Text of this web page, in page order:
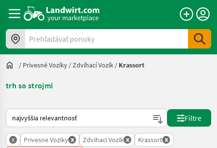
Prehľadávať ponuky
/ Privesné Vozíky /Zdvíhací Vozík / Krassort
trh so strojmi
Takto sa vykonáva triedenie na Landwirt.com
Filtre
x Privesne Voziky x Zdvihaci Vozik x Krassort x